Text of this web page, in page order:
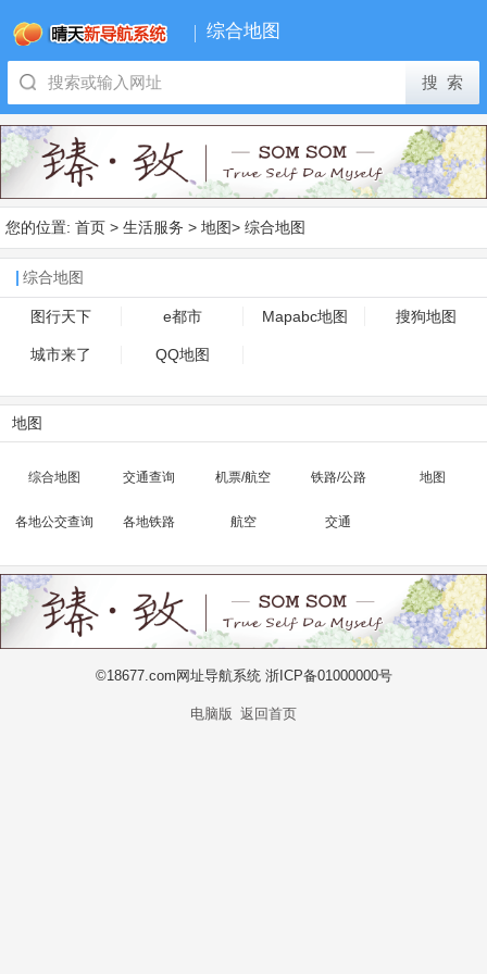
综合地图
您的位置: 首页 > 生活服务 > 地图> 综合地图
综合地图
图行天下 e都市 Mapabc地图 搜狗地图
城市来了 QQ地图
地图
综合地图 交通查询 机票/航空 铁路/公路 地图
各地公交查询 各地铁路 航空 交通
©18677.com网址导航系统 浙ICP备01000000号
电脑版 返回首页